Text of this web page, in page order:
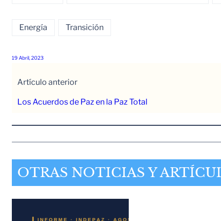
Energía Transición
19 Abril, 2023
Artículo anterior
Los Acuerdos de Paz en la Paz Total
OTRAS NOTICIAS Y